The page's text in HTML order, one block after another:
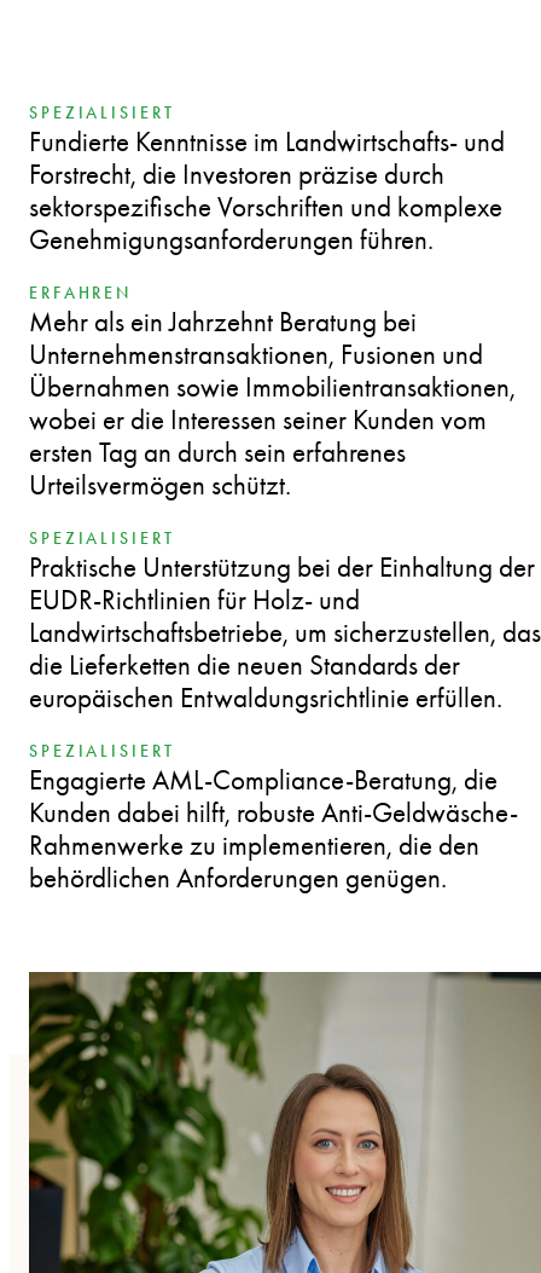
SPEZIALISIERT
Fundierte Kenntnisse im Landwirtschafts- und
Forstrecht, die Investoren präzise durch
sektorspezifische Vorschriften und komplexe
Genehmigungsanforderungen führen.
ERFAHREN
Mehr als ein Jahrzehnt Beratung bei
Unternehmenstransaktionen, Fusionen und
Übernahmen sowie Immobilientransaktionen,
wobei er die Interessen seiner Kunden vom
ersten Tag an durch sein erfahrenes
Urteilsvermögen schützt.
SPEZIALISIERT
Praktische Unterstützung bei der Einhaltung der
EUDR-Richtlinien für Holz- und
Landwirtschaftsbetriebe, um sicherzustellen,
die Lieferketten die neuen Standards der
europäischen Entwaldungsrichtlinie erfüllen.
SPEZIALISIERT
Engagierte AML-Compliance-Beratung, die
Kunden dabei hilft, robuste Anti-Geldwäsche-
Rahmenwerke zu implementieren, die den
behördlichen Anforderungen genügen.